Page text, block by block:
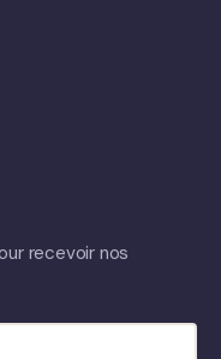
recevoir nos